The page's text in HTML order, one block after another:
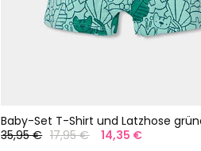
35,95 € 17,95 € 14,35 €